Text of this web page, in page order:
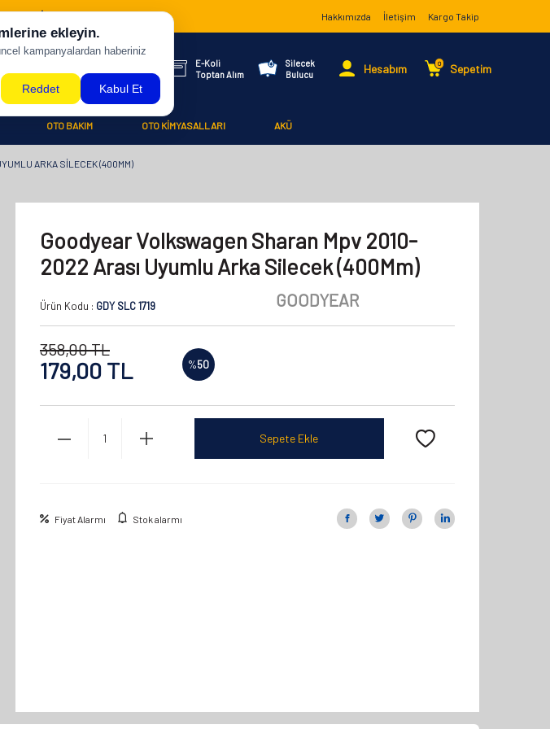
BİZDEN ! Hakkımızda İletişim Kargo Takip
E-Koli
Toptan Alım
Silecek
Bulucu
Hesabım 0 Sepetim
OTO BAKIM OTO KİMYASALLARI AKÜ
ARKA SILECEK (400MM)
Goodyear Volkswagen Sharan Mpv 2010-
2022 Arası Uyumlu Arka Silecek (400Mm)
Ürün Kodu : GDY SLC 1719 GOODYEAR
358,00TL
179,00 TL %50
Sepete Ekle
Fiyat Alarmı Stok alarmı